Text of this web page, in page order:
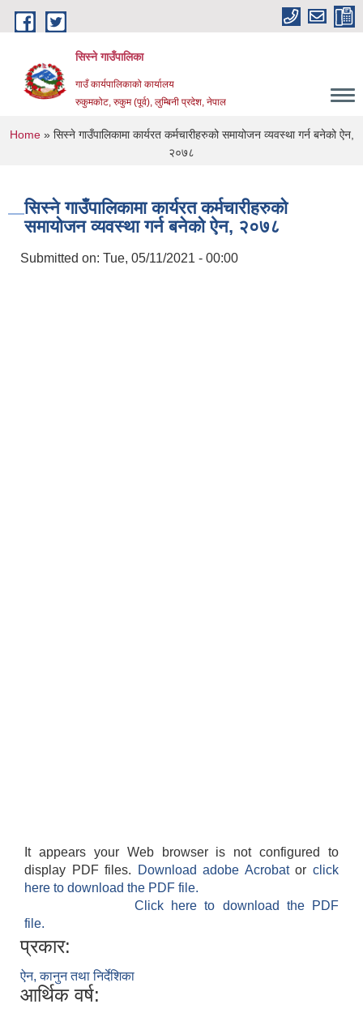
Skip to main content
सिस्ने गाउँपालिका
गाउँ कार्यपालिकाको कार्यालय
रुकुमकोट, रुकुम (पूर्व), लुम्बिनी प्रदेश, नेपाल
You are here
Home» सिस्ने गाउँपालिकामा कार्यरत कर्मचारीहरुको समायोजन व्यवस्था गर्न बनेको ऐन,
२०७८
सिस्ने गाउँपालिकामा कार्यरत कर्मचारीहरुको
समायोजन व्यवस्था गर्न बनेको ऐन, २०७८
Submitted on: Tue, 05/11/2021 - 00:00
It appears your Web browser is not configured to
display PDF files.
Download adobe Acrobatorclick
here to download the PDF file.
Click here to download the PDF
file.
प्रकार:
ऐन, कानुन तथा निर्देशिका
आर्थिक वर्ष: